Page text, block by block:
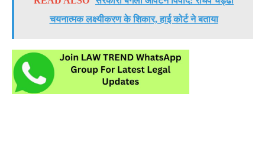
चयनात्मक लक्ष्यीकरण के शिकार, हाई कोर्ट ने बताया